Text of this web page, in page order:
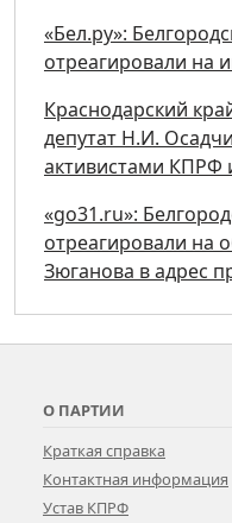
«Бел.ру»:
отреагировали на
Краснодарский
депутат Н.И.
активистами КПРФ
«go31.ru»:
отреагировали на
Зюганова в адрес
О ПАРТИИ
Краткая справка
Контактная информация
Устав КПРФ